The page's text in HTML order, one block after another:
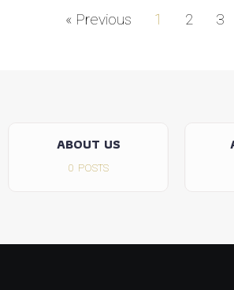
« Previous 1 2 3
ACTIVITIES
20 POSTS